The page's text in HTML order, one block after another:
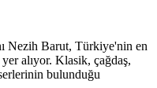
Nezih Barut, Türkiye'nin en
alıyor. Klasik, çağdaş,
bulunduğu